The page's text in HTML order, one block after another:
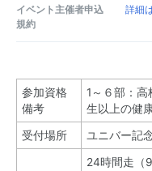
イベント主催者申込
規約
詳細
参加資格
備考
1～６部：
生以上の健
受付場所 ユニバー記
24時間走（